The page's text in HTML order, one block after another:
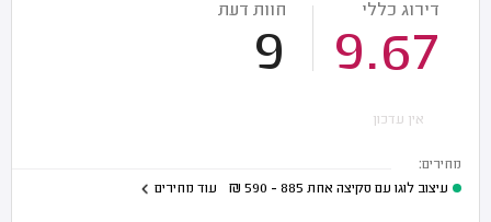
דירוג כללי
9.67
חוות דעת
9
אין עדכון
מחירים:
עיצוב לוגו עם סקיצה אחת 885 - 590
₪ עוד מחירים